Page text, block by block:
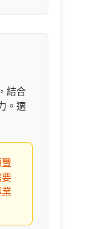
結合
。適
要